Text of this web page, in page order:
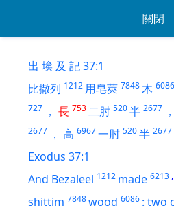
關閉
出 埃 及 記 37:1
比撒列 1212 用皂莢 7848木 6086
727 ， 長 753二肘 520半 2677 ，
2677 ， 高 6967一肘 520半 2677
Exodus 37:1
And Bezaleel 1212 made 6213 ,
shittim 7848wood 6086 : two